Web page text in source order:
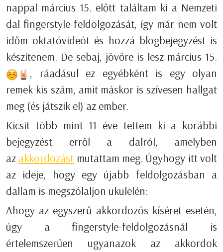
nappal március 15. előtt találtam ki a Nemzeti
dal fingerstyle-feldolgozását, így már nem volt
időm oktatóvideót és hozzá blogbejegyzést is
készítenem. De sebaj, jövőre is lesz március 15.
, ráadásul ez egyébként is egy olyan
remek kis szám, amit máskor is szívesen hallgat
meg (és játszik el) az ember.
Kicsit több mint 11 éve tettem ki a korábbi
bejegyzést erről a dalról, amelyben
az akkordozást mutattam meg. Úgyhogy itt volt
az ideje, hogy egy újabb feldolgozásban a
dallam is megszólaljon ukulelén:
Ahogy az egyszerű akkordozós kíséret esetén,
úgy a fingerstyle-feldolgozásnál is
értelemszerűen ugyanazok az akkordok